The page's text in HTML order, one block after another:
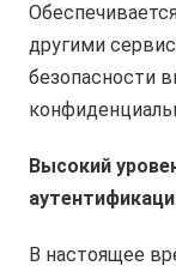
другими
безопасности
Высокий
В настоящее